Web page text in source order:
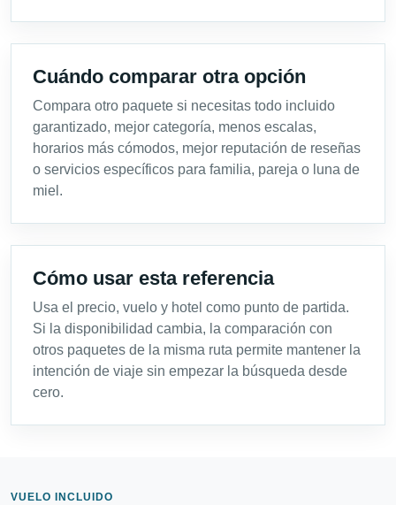
Cuándo comparar otra opción
Compara otro paquete si necesitas todo incluido
garantizado, mejor categoría, menos escalas,
horarios más cómodos, mejor reputación de reseñas
o servicios específicos para familia, pareja o luna de
miel.
Cómo usar esta referencia
Usa el precio, vuelo y hotel como punto de partida.
Si la disponibilidad cambia, la comparación con
otros paquetes de la misma ruta permite mantener la
intención de viaje sin empezar la búsqueda desde
cero.
VUELO INCLUIDO